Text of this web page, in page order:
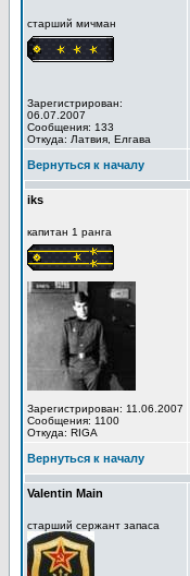
старший мичман
Зарегистрирован:
06.07.2007
Сообщения: 133
Откуда: Латвия, Елгава
Вернуться к началу
iks
капитан 1 ранга
Зарегистрирован: 11.06.2007
Сообщения: 1100
Откуда: RIGA
Вернуться к началу
Valentin Main
старший сержант запаса